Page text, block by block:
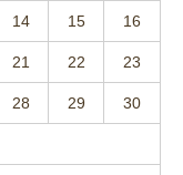
14 15 16
21 22 23
28 29 30